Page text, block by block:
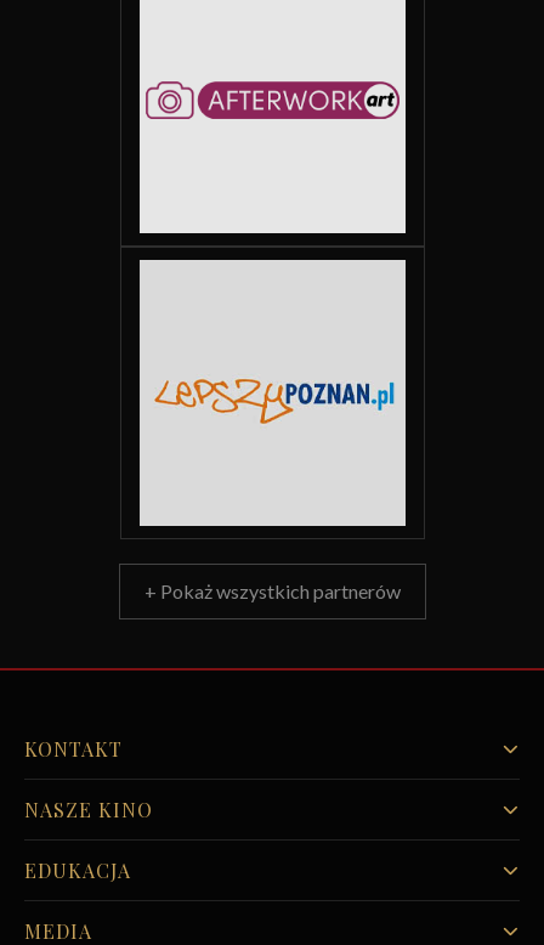
+ Pokaż wszystkich partnerów
KONTAKT
NASZE KINO
EDUKACJA
MEDIA